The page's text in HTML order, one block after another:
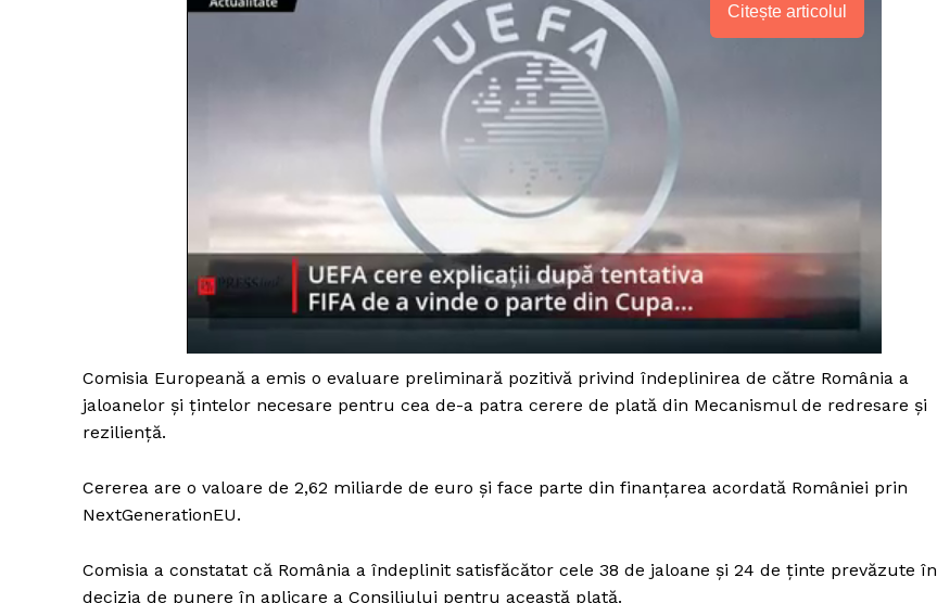
Un proiect
FREEDOM HOUSE
ROMÂNIA
PRESShub
Citește articolul
Comisia Europeană a emis o evaluare preliminară pozitivă privind îndeplinirea de către România a
jaloanelor și țintelor necesare pentru cea de-a patra cerere de plată din Mecanismul de redresare și
reziliență.
Cererea are o valoare de 2,62 miliarde de euro și face parte din finanțarea acordată României prin
NextGenerationEU.
Comisia a constatat că România a îndeplinit satisfăcător cele 38 de jaloane și 24 de ținte prevăzute în
decizia de punere în aplicare a Consiliului pentru această plată.